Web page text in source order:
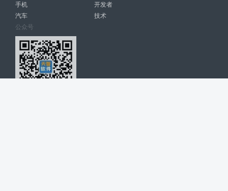
手机
开发者
汽车
技术
公众号